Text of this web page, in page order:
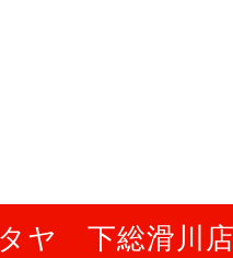
タヤ 下総滑川